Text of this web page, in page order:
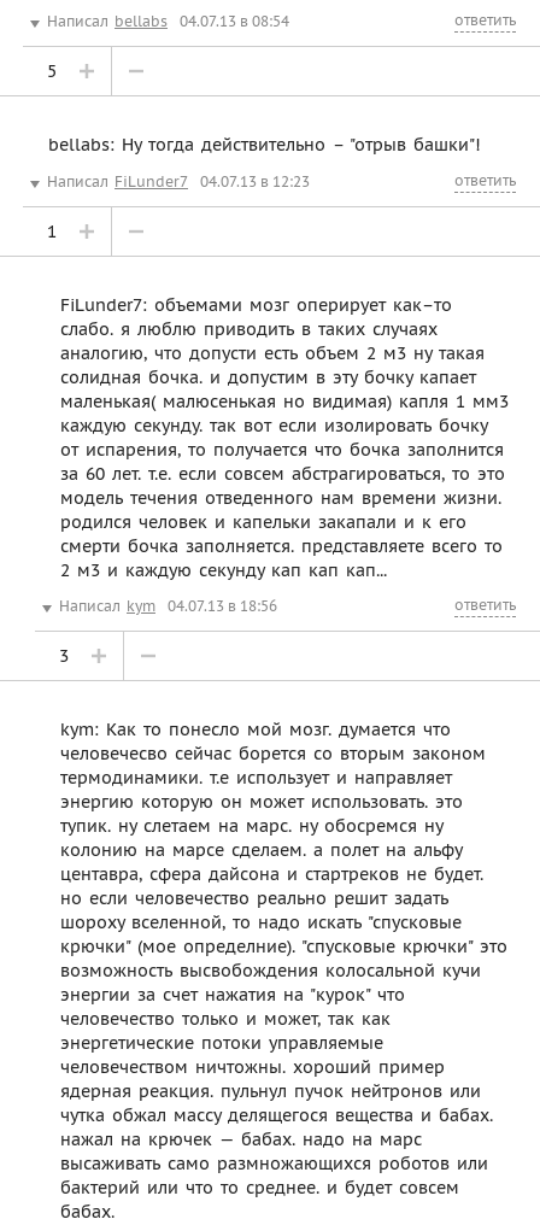
Написал bellabs 04.07.13 в 08:54 ответить
5
bellabs: Ну тогда действительно – "отрыв башки"!
Написал FiLunder7 04.07.13 в 12:23 ответить
1
FiLunder7: объемами мозг оперирует как–то
слабо. я люблю приводить в таких случаях
аналогию, что допусти есть объем 2 м3 ну такая
солидная бочка. и допустим в эту бочку капает
маленькая( малюсенькая но видимая) капля 1 мм3
каждую секунду. так вот если изолировать бочку
от испарения, то получается что бочка заполнится
за 60 лет. т.е. если совсем абстрагироваться, то это
модель течения отведенного нам времени жизни.
родился человек и капельки закапали и к его
смерти бочка заполняется. представляете всего то
2 м3 и каждую секунду кап кап кап...
Написал kym 04.07.13 в 18:56 ответить
3
kym: Как то понесло мой мозг. думается что
человечесво сейчас борется со вторым законом
термодинамики. т.е использует и направляет
энергию которую он может использовать. это
тупик. ну слетаем на марс. ну обосремся ну
колонию на марсе сделаем. а полет на альфу
центавра, сфера дайсона и стартреков не будет.
но если человечество реально решит задать
шороху вселенной, то надо искать "спусковые
крючки" (мое определние). "спусковые крючки" это
возможность высвобождения колосальной кучи
энергии за счет нажатия на "курок" что
человечество только и может, так как
энергетические потоки управляемые
человечеством ничтожны. хороший пример
ядерная реакция. пульнул пучок нейтронов или
чутка обжал массу делящегося вещества и бабах.
нажал на крючек — бабах. надо на марс
высаживать само размножающихся роботов или
бактерий или что то среднее. и будет совсем
бабах.